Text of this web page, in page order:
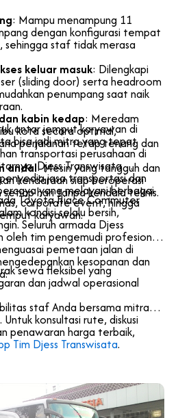
: Mampu menampung 11
dengan konfigurasi tempat
sehingga staf tidak merasa
keluar masuk: Dilengkapi
(sliding door) serta headroom
penumpang saat naik
kabin kedap: Meredam
kota secara optimal,
perjalanan tetap tenang dan
andal: Mesin yang tangguh dan
kendaraan siap beroperasi
setiap hari tanpa kendala teknis.
antar jemput karyawan di
bisa jadi mitra yang tepat
transportasi perusahaan di
Djess Transwisata
jasa transportasi dan
yang melayani berbagai
corporate event, hingga
karyawan.
Toyota Hiace Commuter
kondisi selalu bersih,
Seluruh armada Djess
oleh tim pengemudi profesional
pemetaan jalan di
kesopanan dan
sewa fleksibel yang
dan jadwal operasional
staf Anda bersama mitra
konsultasi rute, diskusi
penawaran harga terbaik,
Tim Djess Transwisata.